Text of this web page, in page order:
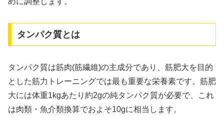
タンパク質とは
タンパク質は筋肉(筋繊維)の主成分であり、筋肥大を目的
とした筋力トレーニングでは最も重要な栄養素です。筋肥
大には体重1kgあたり約2gの純タンパク質が必要で、これ
は肉類・魚介類換算でおよそ10gに相当します。